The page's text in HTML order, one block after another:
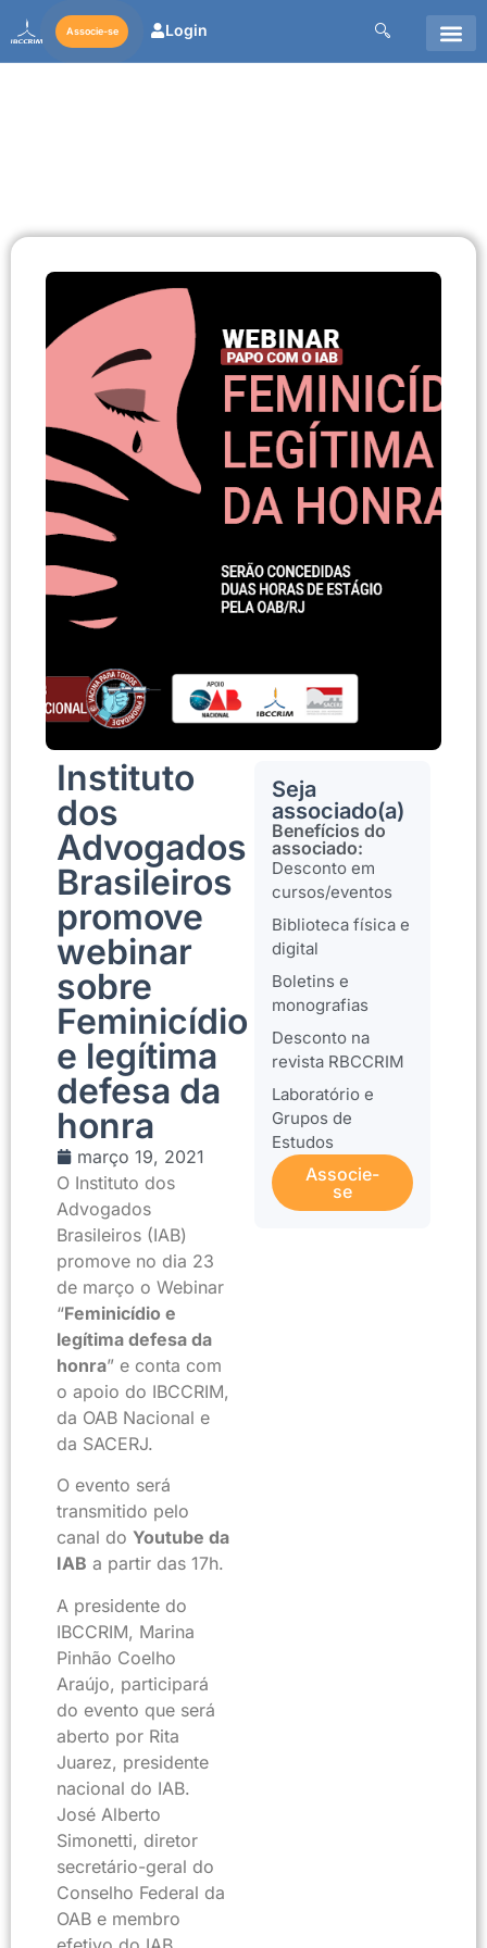
Associe-se Login
Instituto
dos
Advogados
Brasileiros
promove
webinar
sobre
Feminicídio
e legítima
defesa da
honra
março 19, 2021
O Instituto dos
Advogados
Brasileiros (IAB)
promove no dia 23
de março o Webinar
“Feminicídio e
legítima defesa da
honra” e conta com
o apoio do IBCCRIM,
da OAB Nacional e
da SACERJ.
O evento será
transmitido pelo
canal do Youtube da
IAB a partir das 17h.
A presidente do
IBCCRIM, Marina
Pinhão Coelho
Araújo, participará
do evento que será
aberto por Rita
Juarez, presidente
nacional do IAB.
José Alberto
Simonetti, diretor
secretário-geral do
Conselho Federal da
OAB e membro
Seja
associado(a)
Benefícios do
associado:
Desconto em
cursos/eventos
Biblioteca física e
digital
Boletins e
monografias
Desconto na
revista RBCCRIM
Laboratório e
Grupos de
Estudos
Associe-
se